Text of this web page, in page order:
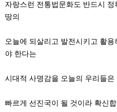
자랑스런 전통법문화도 반드시 정
땅의
오늘에 되살리고 발전시키고 활
야 한다는
시대적 사명감을 오늘의 우리들
빠르게 선진국이 될 것이라 확신